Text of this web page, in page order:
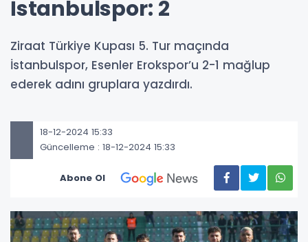
İstanbulspor: 2
Ziraat Türkiye Kupası 5. Tur maçında
İstanbulspor, Esenler Erokspor’u 2-1 mağlup
ederek adını gruplara yazdırdı.
18-12-2024 15:33
Güncelleme : 18-12-2024 15:33
Abone Ol